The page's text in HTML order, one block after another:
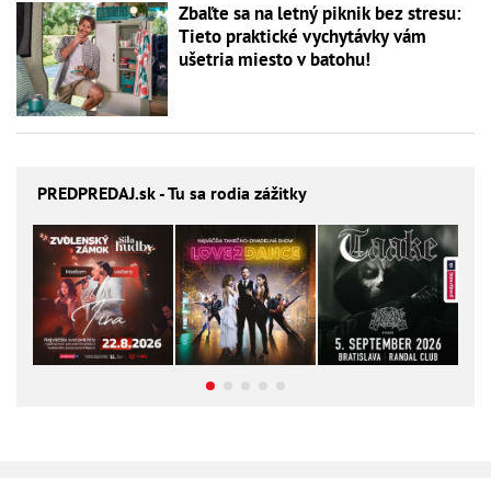
Zbaľte sa na letný piknik bez stresu:
Tieto praktické vychytávky vám
ušetria miesto v batohu!
PREDPREDAJ.sk - Tu sa rodia zážitky